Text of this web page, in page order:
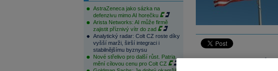
AstraZeneca jako sázka na
defenzivu mimo AI horečku
Arista Networks: AI může firmě
zajistit příznivý vítr do zad
Analytický radar: Colt CZ roste díky
vyšší marži, širší integraci i
stabilnějšímu byznysu
Nové střelivo pro další růst. Patria
mění cílovou cenu pro Colt CZ